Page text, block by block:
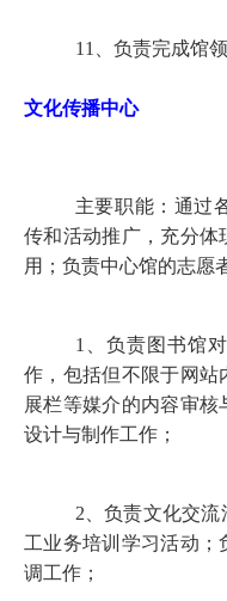
11、负责完成馆
文化传播中心
主要职能：通过
传和活动推广，充分体
用；负责中心馆的志愿
1
、负责图书馆
作，包括但不限于网站
展栏等媒介的内容审
设计与制作工作；
2 、负责文化交
工业务培训学习活动
调工作；